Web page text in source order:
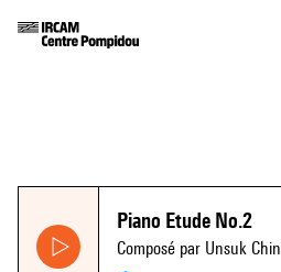
Piano Etude No.2
Composé par Unsuk Chin